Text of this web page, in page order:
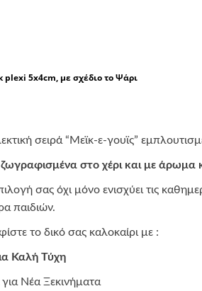
plexi 5x4cm, με σχέδιο το Ψάρι
σειρά “Μεϊκ-ε-γουϊς”
ζωγραφισμένα στο χέρι και με άρωμα
σας όχι μόνο ενισχύει τις
παιδιών.
το δικό σας καλοκαίρι με :
Καλή Τύχη
για Νέα Ξεκινήματα